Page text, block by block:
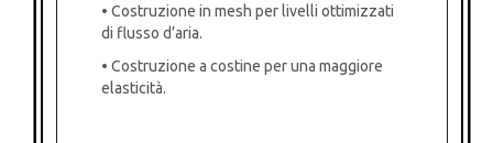
• Costruzione in mesh per livelli ottimizzati
di flusso d’aria.
• Costruzione a costine per una maggiore
elasticità.